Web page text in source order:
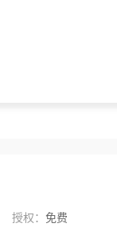
授权： 免费